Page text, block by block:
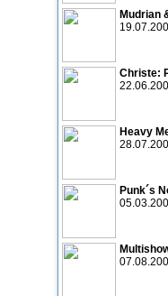
Mudrian
Christe:
Heavy
Punk´s